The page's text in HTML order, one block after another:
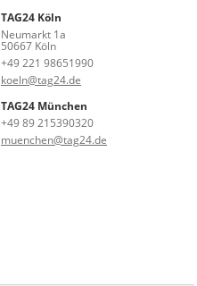
TAG24 Köln
Neumarkt 1a
50667 Köln
+49 221 98651990
koeln@tag24.de
TAG24 München
+49 89 215390320
muenchen@tag24.de